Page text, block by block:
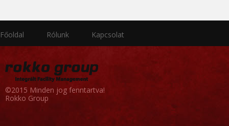
Főoldal Rólunk Kapcsolat
©2015 Minden jog fenntartva!
Rokko Group